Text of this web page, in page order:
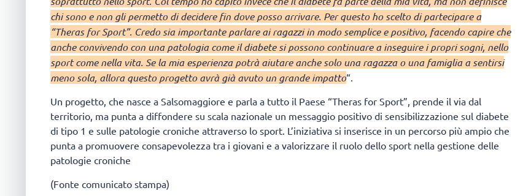
chi sono e non gli permetto di decidere fin dove posso arrivare. Per questo ho scelto di partecipare a
“Theras for Sport”. Credo sia importante parlare ai ragazzi in modo semplice e positivo, facendo capire che
anche convivendo con una patologia come il diabete si possono continuare a inseguire i propri sogni, nello
sport come nella vita. Se la mia esperienza potrà aiutare anche solo una ragazza o una famiglia a sentirsi
meno sola, allora questo progetto avrà già avuto un grande impatto“.
Un progetto, che nasce a Salsomaggiore e parla a tutto il Paese “Theras for Sport”, prende il via dal
territorio, ma punta a diffondere su scala nazionale un messaggio positivo di sensibilizzazione sul diabete
di tipo 1 e sulle patologie croniche attraverso lo sport. L’iniziativa si inserisce in un percorso più ampio che
punta a promuovere consapevolezza tra i giovani e a valorizzare il ruolo dello sport nella gestione delle
patologie croniche
(Fonte comunicato stampa)